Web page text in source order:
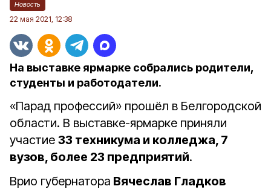
Новость
22 мая 2021, 12:38
На выставке ярмарке собрались родители,
студенты и работодатели.
«Парад профессий» прошёл в Белгородской
области. В выставке-ярмарке приняли
участие 33 техникума и колледжа, 7
вузов, более 23 предприятий.
Врио губернатора Вячеслав Гладков